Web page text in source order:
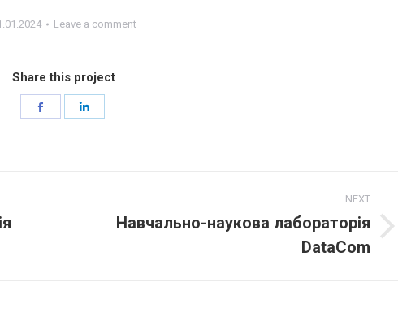
Leave a comment
Share this project
NEXT
Навчально-наукова лабораторія
DataCom